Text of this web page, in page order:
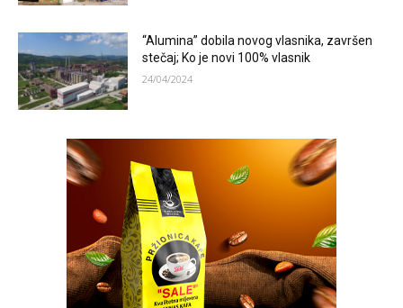
“Alumina” dobila novog vlasnika, završen
stečaj; Ko je novi 100% vlasnik
24/04/2024